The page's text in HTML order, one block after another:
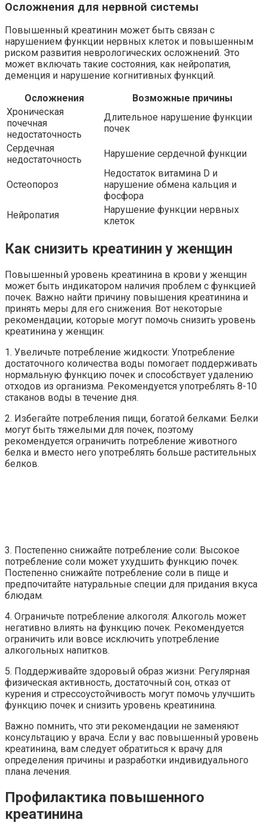
Осложнения для нервной системы
Повышенный креатинин может быть связан с
нарушением функции нервных клеток и повышенным
риском развития неврологических осложнений. Это
может включать такие состояния, как нейропатия,
деменция и нарушение когнитивных функций.
Осложнения
Возможные причины
Хроническая
почечная
недостаточность
Длительное нарушение функции
почек
Сердечная
недостаточность
Нарушение сердечной функции
Остеопороз
Недостаток витамина D и
нарушение обмена кальция и
фосфора
Нейропатия
Нарушение функции нервных
клеток
Как снизить креатинин у женщин
Повышенный уровень креатинина в крови у женщин
может быть индикатором наличия проблем с функцией
почек. Важно найти причину повышения креатинина и
принять меры для его снижения. Вот некоторые
рекомендации, которые могут помочь снизить уровень
креатинина у женщин:
1. Увеличьте потребление жидкости: Употребление
достаточного количества воды помогает поддерживать
нормальную функцию почек и способствует удалению
отходов из организма. Рекомендуется употреблять 8-10
стаканов воды в течение дня.
2. Избегайте потребления пищи, богатой белками: Белки
могут быть тяжелыми для почек, поэтому
рекомендуется ограничить потребление животного
белка и вместо него употреблять больше растительных
белков.
3. Постепенно снижайте потребление соли: Высокое
потребление соли может ухудшить функцию почек.
Постепенно снижайте потребление соли в пище и
предпочитайте натуральные специи для придания вкуса
блюдам.
4. Ограничьте потребление алкоголя: Алкоголь может
негативно влиять на функцию почек. Рекомендуется
ограничить или вовсе исключить употребление
алкогольных напитков.
5. Поддерживайте здоровый образ жизни: Регулярная
физическая активность, достаточный сон, отказ от
курения и стрессоустойчивость могут помочь улучшить
функцию почек и снизить уровень креатинина.
Важно помнить, что эти рекомендации не заменяют
консультацию у врача. Если у вас повышенный уровень
креатинина, вам следует обратиться к врачу для
определения причины и разработки индивидуального
плана лечения.
Профилактика повышенного
креатинина